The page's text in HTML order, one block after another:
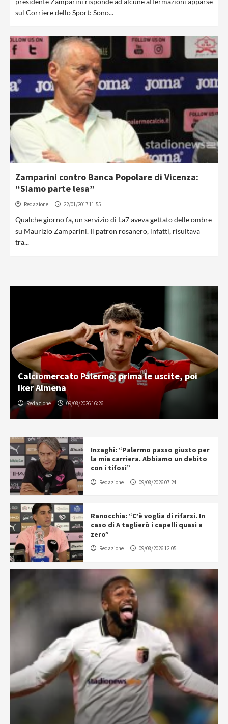
sul Corriere dello Sport: Sono...
Zamparini contro Banca Popolare di Vicenza:
“Siamo parte lesa”
Redazione 22/01/2017 11:55
Qualche giorno fa, un servizio di La7 aveva gettato delle ombre
su Maurizio Zamparini. Il patron rosanero, infatti, risultava
tra...
Calciomercato Palermo: prima le uscite, poi
Iker Almena
Redazione 09/08/2026 16:26
Inzaghi: “Palermo passo giusto per
la mia carriera. Abbiamo un debito
con i tifosi”
Redazione 09/08/2026 07:24
Ranocchia: “C’è voglia di rifarsi. In
caso di A taglierò i capelli quasi a
zero”
Redazione 09/08/2026 12:05